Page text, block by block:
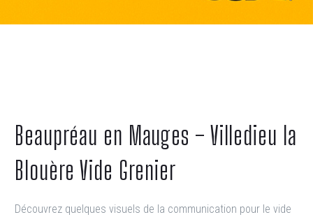
Beaupréau en Mauges – Villedieu la
Blouère Vide Grenier
Découvrez quelques visuels de la communication pour le vide